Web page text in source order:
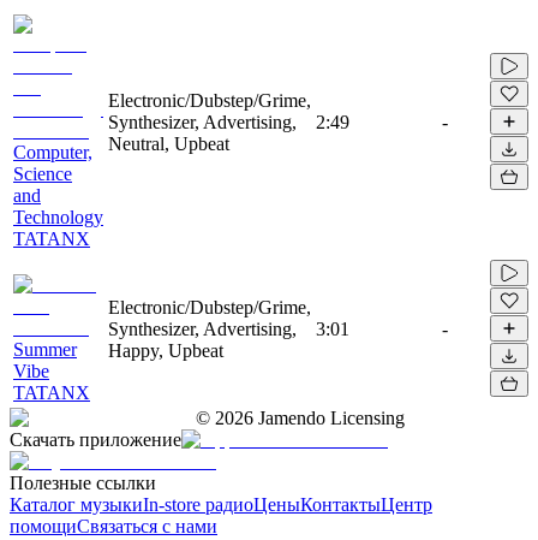
Computer,
Science
and
Technology
TATANX
Electronic/Dubstep/Grime,
Synthesizer, Advertising,
Neutral, Upbeat
2:49 -
Summer
Vibe
TATANX
Electronic/Dubstep/Grime,
Synthesizer, Advertising,
Happy, Upbeat
3:01 -
© 2026 Jamendo Licensing
Скачать приложение
Полезные ссылки
Каталог музыкиIn-store радиоЦеныКонтактыЦентр
помощиСвязаться с нами